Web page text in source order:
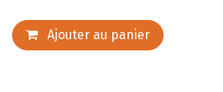
Ajouter au panier